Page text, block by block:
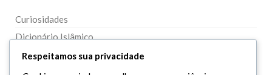
Curiosidades
Dicionário Islâmico
Downloads
Respeitamos sua privacidade